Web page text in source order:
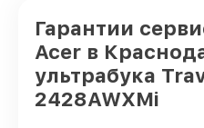
Гарантии
Acer в
ультрабука
2428AWXMi